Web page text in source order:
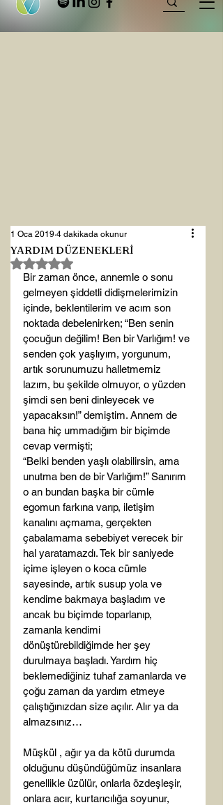
YARDIM DÜZENEKLERİ
1 Oca 2019 4 dakikada okunur
5 üzerinden NaN yıldız
Bir zaman önce, annemle o sonu
gelmeyen şiddetli didişmelerimizin
içinde, beklentilerim ve acım son
noktada debelenirken; “Ben senin
çocuğun değilim! Ben bir Varlığım! ve
senden çok yaşlıyım, yorgunum,
artık sorunumuzu halletmemiz
lazım, bu şekilde olmuyor, o yüzden
şimdi sen beni dinleyecek ve
yapacaksın!” demiştim. Annem de
bana hiç ummadığım bir biçimde
cevap vermişti;
“Belki benden yaşlı olabilirsin, ama
unutma ben de bir Varlığım!” Sanırım
o an bundan başka bir cümle
egomun farkına varıp, iletişim
kanalını açmama, gerçekten
çabalamama sebebiyet verecek bir
hal yaratamazdı. Tek bir saniyede
içime işleyen o koca cümle
sayesinde, artık susup yola ve
kendime bakmaya başladım ve
ancak bu biçimde toparlanıp,
zamanla kendimi
dönüştürebildiğimde her şey
durulmaya başladı. Yardım hiç
beklemediğiniz tuhaf zamanlarda ve
çoğu zaman da yardım etmeye
çalıştığınızdan size açılır. Alır ya da
almazsınız…
Müşkül , ağır ya da kötü durumda
olduğunu düşündüğümüz insanlara
genellikle üzülür, onlarla özdeşleşir,
onlara acır, kurtarıcılığa soyunur,